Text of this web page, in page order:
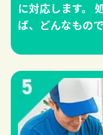
に対応します。
ば、どんなもの